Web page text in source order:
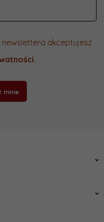
akceptujesz
.
mnie